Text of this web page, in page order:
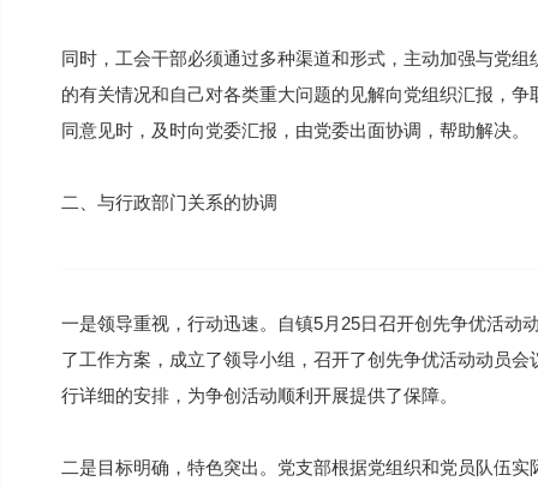
同时，工会干部必须通过多种渠道和形式，主动加强与党
的有关情况和自己对各类重大问题的见解向党组织汇报，
同意见时，及时向党委汇报，由党委出面协调，帮助解决。
二、与行政部门关系的协调
一是领导重视，行动迅速。自镇5月25日召开创先争优活动
了工作方案，成立了领导小组，召开了创先争优活动动员
行详细的安排，为争创活动顺利开展提供了保障。
二是目标明确，特色突出。党支部根据党组织和党员队伍